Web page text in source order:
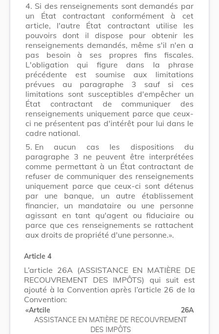
4. Si des renseignements sont demandés par
un État contractant conformément à cet
article, l'autre État contractant utilise les
pouvoirs dont il dispose pour obtenir les
renseignements demandés, même s'il n'en a
pas besoin à ses propres fins fiscales.
L'obligation qui figure dans la phrase
précédente est soumise aux limitations
prévues au paragraphe 3 sauf si ces
limitations sont susceptibles d'empêcher un
État contractant de communiquer des
renseignements uniquement parce que ceux-
ci ne présentent pas d'intérêt pour lui dans le
cadre national.
5. En aucun cas les dispositions du
paragraphe 3 ne peuvent être interprétées
comme permettant à un État contractant de
refuser de communiquer des renseignements
uniquement parce que ceux-ci sont détenus
par une banque, un autre établissement
financier, un mandataire ou une personne
agissant en tant qu'agent ou fiduciaire ou
parce que ces renseignements se rattachent
aux droits de propriété d'une personne.».
Article 4
L’article 26A (ASSISTANCE EN MATIÈRE DE
RECOUVREMENT DES IMPÔTS) qui suit est
ajouté à la Convention après l’article 26 de la
Convention:
«Artcile 26A
ASSISTANCE EN MATIÈRE DE RECOUVREMENT
DES IMPÔTS